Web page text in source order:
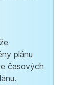
plánu
časových